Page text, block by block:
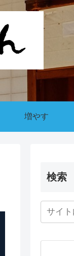
増やす
検索